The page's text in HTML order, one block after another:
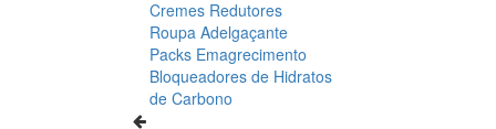
Cremes Redutores
Roupa Adelgaçante
Packs Emagrecimento
Bloqueadores de Hidratos
de Carbono